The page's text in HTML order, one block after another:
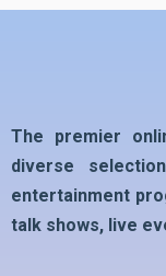
The premier
diverse
entertainment
talk shows, live